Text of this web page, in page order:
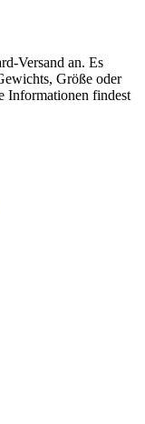
Versand an. Es
Größe oder
Informationen findest